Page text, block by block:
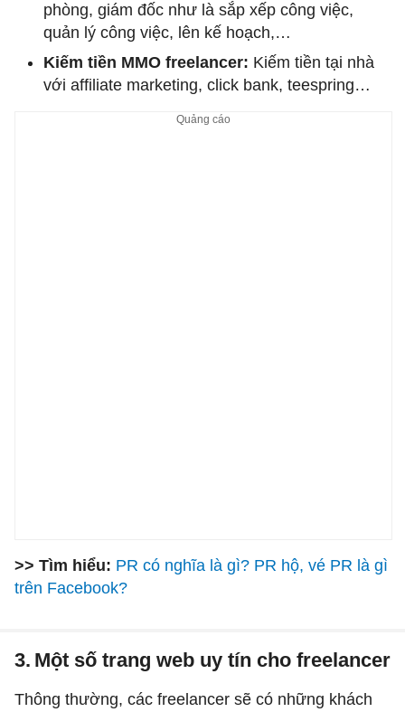
phòng, giám đốc như là sắp xếp công việc,
quản lý công việc, lên kế hoạch,…
Kiếm tiền MMO freelancer: Kiếm tiền tại nhà
với affiliate marketing, click bank, teespring…
>> Tìm hiểu: PR có nghĩa là gì? PR hộ, vé PR là gì
trên Facebook?
Một số trang web uy tín cho freelancer
3.
Thông thường, các freelancer sẽ có những khách